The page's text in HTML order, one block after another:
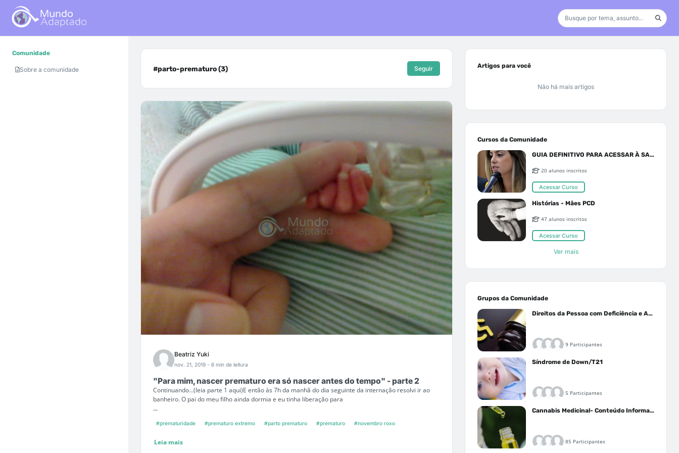
Comunidade
Sobre a comunidade #parto-prematuro (3) Seguir
Beatriz Yuki
nov. 21, 2019 - 6 min de leitura
"Para mim, nascer prematuro era só nascer antes do tempo" - parte 2
Continuando...(leia parte 1 aqui)E então às 7h da manhã do dia seguinte da internação resolvi ir ao
banheiro. O pai do meu filho ainda dormia e eu tinha liberação para
...
#prematuridade #prematuro extremo #parto prematuro #prematuro #novembro roxo
Leia mais
Artigos para você
Não há mais artigos
Cursos da Comunidade
GUIA DEFINITIVO PARA ACESSAR À SAÚDE PELO SUS OU PLANO DE SAÚDE
20 alunos inscritos
Acessar Curso
Histórias - Mães PCD
47 alunos inscritos
Acessar Curso
Ver mais
Grupos da Comunidade
Direitos da Pessoa com Deficiência e Autistas
9 Participantes
Síndrome de Down/T21
5 Participantes
Cannabis Medicinal- Conteúdo Informativo
85 Participantes